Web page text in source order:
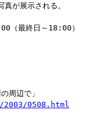
が展示される。
（最終日～18:00）
周辺で」
0508.html